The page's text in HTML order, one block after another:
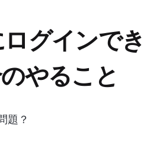
グインでき
やること
題？